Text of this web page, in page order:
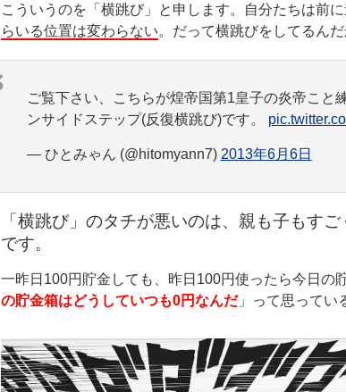
こういうのを「横跳び」と申します。自分たちは前
らいる位置は変わらない。だって横跳びをしてるん
ご覧下さい、こちらが煌帝国第1皇子の炎帝こと
ンサイドステップ(反復横跳び)です。
— ひとみゃん (@hitomyann7) 2013年6月6日
「横跳び」のタチが悪いのは、親も子もす
です。
一昨日100円貯金しても、昨日100円使ったら今日の
の貯金箱はどうしていつも0円なんだ」って思ってい